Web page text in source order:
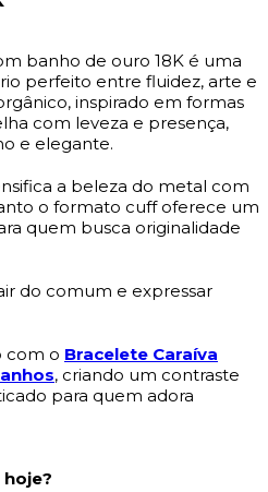
banho de ouro 18K é uma
perfeito entre fluidez, arte e
inspirado em formas
com leveza e presença,
e elegante.
a beleza do metal com
o formato cuff oferece um
quem busca originalidade
do comum e expressar
com o Bracelete Caraíva
, criando um contraste
para quem adora